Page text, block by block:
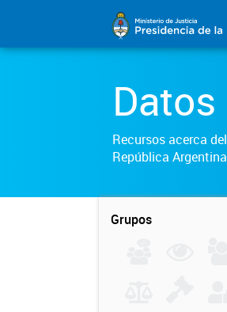
Datos
Recursos acerca
República
Grupos